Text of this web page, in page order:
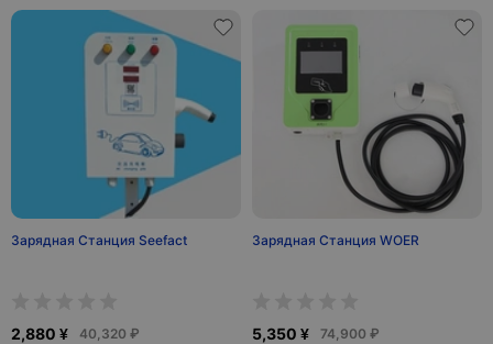
Зарядная Станция Seefact
2,880 ¥ 40,320 ₽
Зарядная Станция WOER
5,350 ¥ 74,900 ₽